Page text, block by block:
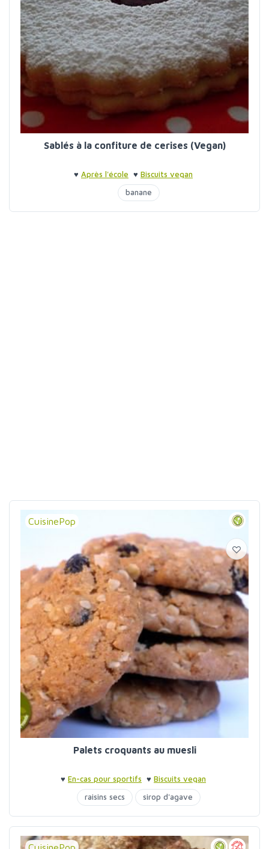
Sablés à la confiture de cerises (Vegan)
♥ Après l'école ♥ Biscuits vegan
banane
CuisinePop
Palets croquants au muesli
♥ En-cas pour sportifs ♥ Biscuits vegan
raisins secs
sirop d'agave